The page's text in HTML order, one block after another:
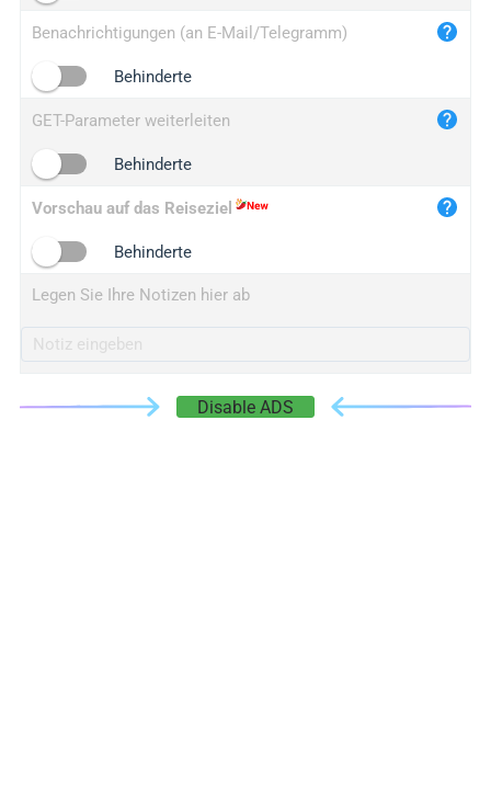
Benachrichtigungen (an E-Mail/Telegramm)
Behinderte
GET-Parameter weiterleiten
Behinderte
Vorschau auf das Reiseziel
Behinderte
Legen Sie Ihre Notizen hier ab
Disable ADS